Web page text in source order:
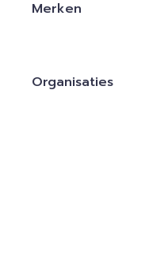
Merken
Organisaties